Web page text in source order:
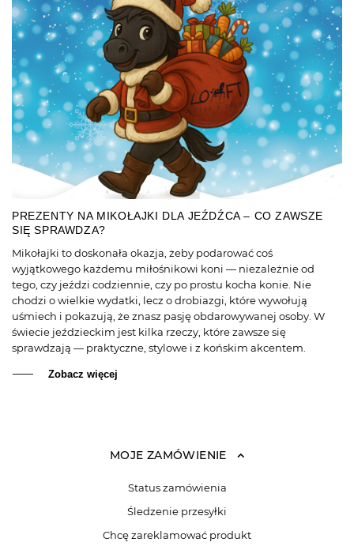
PREZENTY NA MIKOŁAJKI DLA JEŹDŹCA – CO ZAWSZE
SIĘ SPRAWDZA?
Mikołajki to doskonała okazja, żeby podarować coś
wyjątkowego każdemu miłośnikowi koni — niezależnie od
tego, czy jeździ codziennie, czy po prostu kocha konie. Nie
chodzi o wielkie wydatki, lecz o drobiazgi, które wywołują
uśmiech i pokazują, że znasz pasję obdarowywanej osoby. W
świecie jeździeckim jest kilka rzeczy, które zawsze się
sprawdzają — praktyczne, stylowe i z końskim akcentem.
Zobacz więcej
MOJE ZAMÓWIENIE
Status zamówienia
Śledzenie przesyłki
Chcę zareklamować produkt